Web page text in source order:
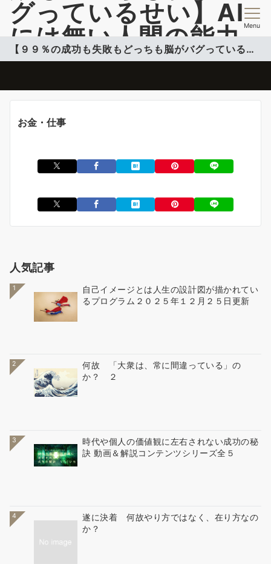
グっているせい】AI
には無い人間の能力
開発情報を提供
Menu
【９９％の成功も失敗もどっちも脳がバグっているせい】
お金・仕事
人気記事
1
自己イメージとは人生の設計図が描かれてい
るプログラム２０２５年１２月２５日更新
2
何故 「大衆は、常に間違っている」の
か？ ２
3
時代や個人の価値観に左右されない成功の秘
訣 動画＆解説コンテンツシリーズ全５
4
遂に決着 何故やり方ではなく、在り方なの
か？